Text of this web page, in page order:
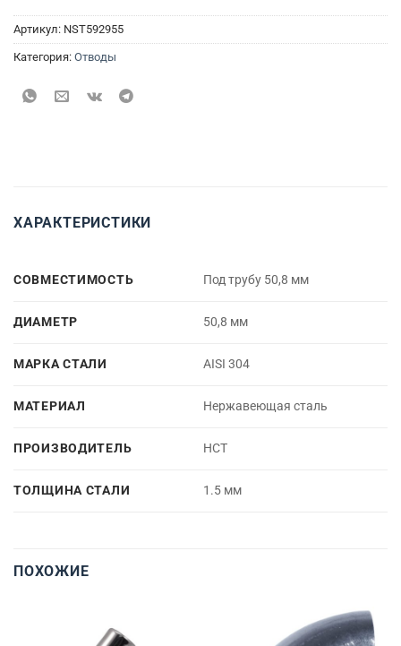
Артикул: NST592955
Категория: Отводы
ХАРАКТЕРИСТИКИ
СОВМЕСТИМОСТЬ Под трубу 50,8 мм
ДИАМЕТР 50,8 мм
МАРКА СТАЛИ AISI 304
МАТЕРИАЛ Нержавеющая сталь
ПРОИЗВОДИТЕЛЬ НСТ
ТОЛЩИНА СТАЛИ 1.5 мм
ПОХОЖИЕ